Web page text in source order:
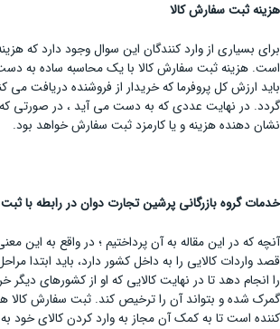
هزینه ثبت سفارش کالا
برای بسیاری از وارد کنندگان این سوال وجود دارد که
است. هزینه ثبت سفارش کالا با یک محاسبه ساده به
باید ارزش کل پروفرما که خریدار از فروشنده دریافت می
نشان دهنده هزینه و یا کارمزد ثبت سفارش خواهد بود.
خدمات گروه بازرگانی پرشین تجارت دوان در رابطه با
آنچه که در این مقاله به آن پرداختیم ؛ در واقع به این
قصد واردات کالایی را به داخل کشور دارد، باید ابتدا
را انجام دهد تا در نهایت کالایی که او از کشورهای دیگر
گمرک شده و بتواند آن را ترخیص کند. ثبت سفارش کالا
کننده است تا به کمک آن مجاز به وارد کردن کالای خود